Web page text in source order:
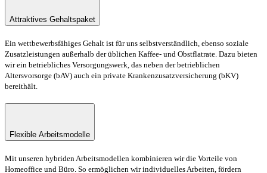
Attraktives Gehaltspaket
Ein wettbewerbsfähiges Gehalt ist für uns selbstverständlich, ebenso soziale
Zusatzleistungen außerhalb der üblichen Kaffee- und Obstflatrate. Dazu bieten
wir ein betriebliches Versorgungswerk, das neben der betrieblichen
Altersvorsorge (bAV) auch ein private Krankenzusatzversicherung (bKV)
bereithält.
Flexible Arbeitsmodelle
Mit unseren hybriden Arbeitsmodellen kombinieren wir die Vorteile von
Homeoffice und Büro. So ermöglichen wir individuelles Arbeiten, fördern